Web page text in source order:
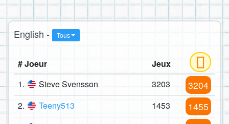
English - Tous
# Joeur
Jeux
1.
Steve Svensson 3203 3204
2. Teeny513 1453 1455